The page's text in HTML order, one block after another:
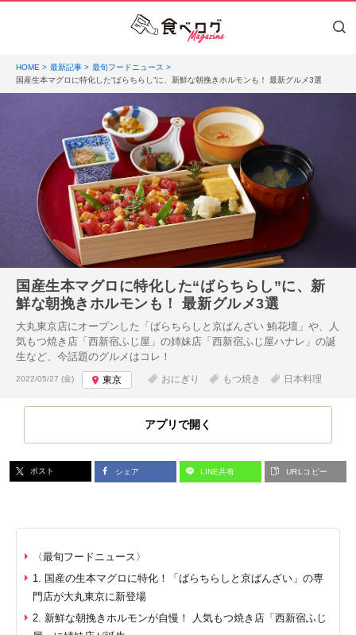
HOME 最新記事
最旬フードニュース
国産生本マグロに特化した“ばらちらし”に、新鮮な朝挽きホルモンも！ 最新グルメ3選
国産生本マグロに特化した“ばらちらし”に、新
鮮な朝挽きホルモンも！ 最新グルメ3選
大丸東京店にオープンした「ばらちらしと京ばんざい 鮪花壇」や、人
気もつ焼き店「西新宿ふじ屋」の姉妹店「西新宿ふじ屋ハナレ」の誕
生など、今話題のグルメはコレ！
投稿日:
2022/05/27 (金) 東京 おにぎり もつ焼き 日本料理
アプリで開く
ポスト シェア LINE共有 URLコピー
〈最旬フードニュース〉
1. 国産の生本マグロに特化！「ばらちらしと京ばんざい」の専
門店が大丸東京に新登場
2. 新鮮な朝挽きホルモンが自慢！ 人気もつ焼き店「西新宿ふじ